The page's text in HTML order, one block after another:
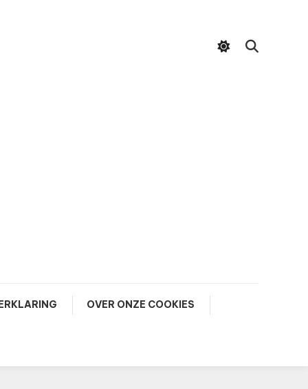
OVER ONZE COOKIES